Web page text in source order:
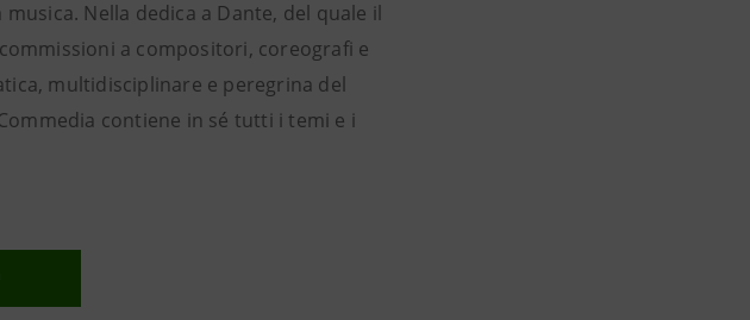
Nella dedica a Dante, del quale il
a compositori, coreografi e
multidisciplinare e peregrina del
contiene in sé tutti i temi e i